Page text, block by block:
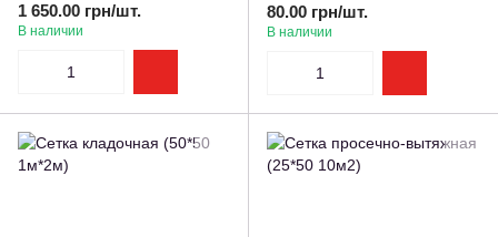
30м2)
1 650.00 грн/шт.
В наличии
80.00 грн/шт.
В наличии